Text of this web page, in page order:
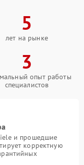
5
лет на рынке
3
опыт работы
специалистов
и прошедшие
корректную